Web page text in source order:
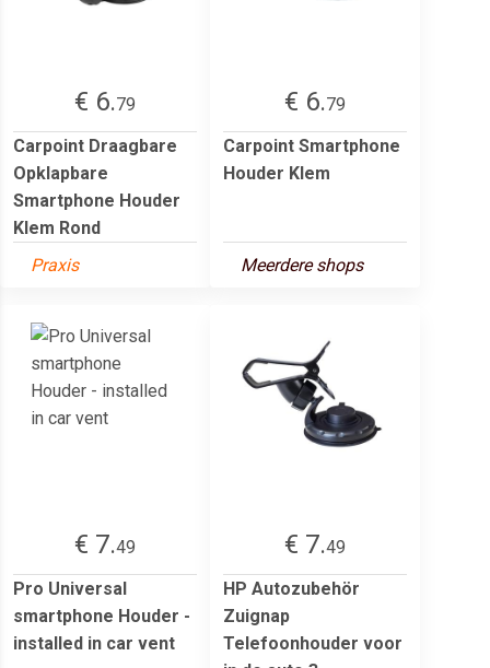
€ 6.79
Carpoint Draagbare
Opklapbare
Smartphone Houder
Klem Rond
Praxis
€ 6.79
Carpoint Smartphone
Houder Klem
Meerdere shops
€ 7.49
Pro Universal
smartphone Houder -
installed in car vent
€ 7.49
HP Autozubehör
Zuignap
Telefoonhouder voor